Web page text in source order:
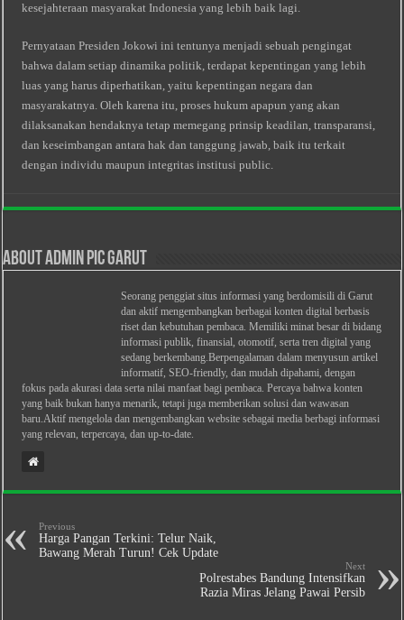
kesejahteraan masyarakat Indonesia yang lebih baik lagi.
Pernyataan Presiden Jokowi ini tentunya menjadi sebuah pengingat
bahwa dalam setiap dinamika politik, terdapat kepentingan yang lebih
luas yang harus diperhatikan, yaitu kepentingan negara dan
masyarakatnya. Oleh karena itu, proses hukum apapun yang akan
dilaksanakan hendaknya tetap memegang prinsip keadilan, transparansi,
dan keseimbangan antara hak dan tanggung jawab, baik itu terkait
dengan individu maupun integritas institusi public.
About Admin PIC Garut
Seorang penggiat situs informasi yang berdomisili di Garut
dan aktif mengembangkan berbagai konten digital berbasis
riset dan kebutuhan pembaca. Memiliki minat besar di bidang
informasi publik, finansial, otomotif, serta tren digital yang
sedang berkembang.Berpengalaman dalam menyusun artikel
informatif, SEO-friendly, dan mudah dipahami, dengan
fokus pada akurasi data serta nilai manfaat bagi pembaca. Percaya bahwa konten
yang baik bukan hanya menarik, tetapi juga memberikan solusi dan wawasan
baru.Aktif mengelola dan mengembangkan website sebagai media berbagi informasi
yang relevan, terpercaya, dan up-to-date.
Previous
Harga Pangan Terkini: Telur Naik,
Bawang Merah Turun! Cek Update
Next
Polrestabes Bandung Intensifkan
Razia Miras Jelang Pawai Persib